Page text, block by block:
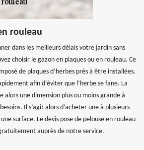
rouleau
dans les meilleurs délais votre jardin sans
choisir le gazon en plaques ou en rouleau. Ce
de plaques d’herbes près à être installées.
afin d’éviter que l’herbe se fane. La
alors une dimension plus ou moins grande à
Il s’agit alors d’acheter une à plusieurs
surface. Le devis pose de pelouse en rouleau
auprès de notre service.